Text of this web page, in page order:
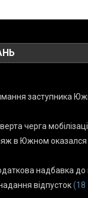
заступника
черга
в Южном
надбавка до
відпусток (18